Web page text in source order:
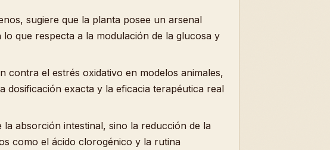
sugiere que la planta posee un arsenal
que respecta a la modulación de la glucosa y
contra el estrés oxidativo en modelos animales,
dosificación exacta y la eficacia terapéutica real
absorción intestinal, sino la reducción de la
como el ácido clorogénico y la rutina